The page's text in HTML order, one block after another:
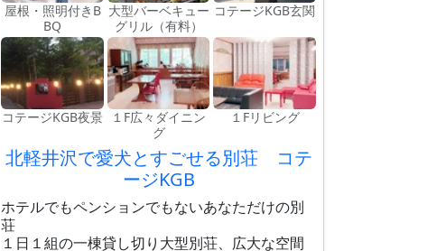
屋根・照明付きB
BQ
大型バーベキュー
グリル（有料）
コテージKGB玄関
コテージKGB夜景
１F広々ダイニン
グ
１Fリビング
北軽井沢で愛犬とすごせる別荘 コテ
ージKGB
ホテルでもペンションでもないあなただけの別
荘
１日１組の一棟貸し切り大型別荘、広大な空間